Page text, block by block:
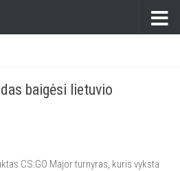
baigėsi lietuvio
CS:GO Major turnyras, kuris vyksta